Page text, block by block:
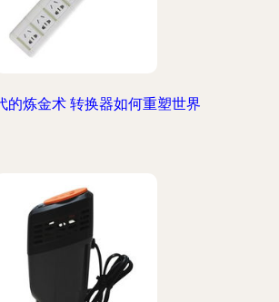
的炼金术 转换器如何重塑世界